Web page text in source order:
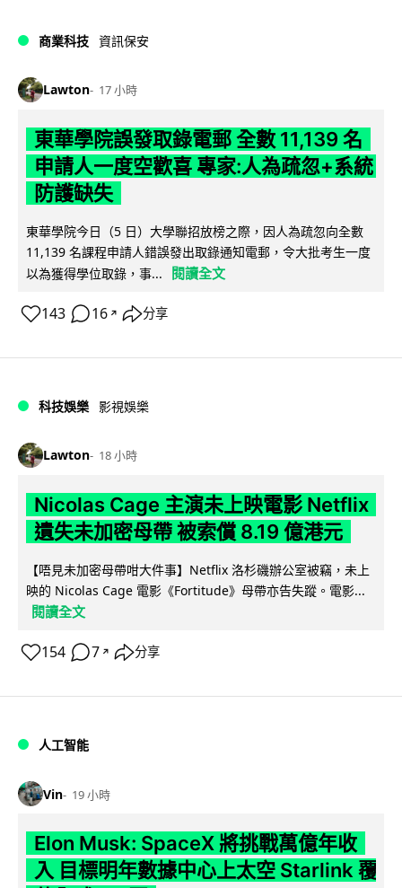
商業科技 資訊保安
Lawton 17 小時
東華學院誤發取錄電郵 全數 11,139 名
申請人一度空歡喜 專家:人為疏忽+系統
防護缺失
東華學院今日（5 日）大學聯招放榜之際，因人為疏忽向全數
11,139 名課程申請人錯誤發出取錄通知電郵，令大批考生一度
以為獲得學位取錄，事...
閱讀全文
143 16 ↗ 分享
科技娛樂 影視娛樂
Lawton 18 小時
Nicolas Cage 主演未上映電影 Netflix
遺失未加密母帶 被索償 8.19 億港元
【唔見未加密母帶咁大件事】Netflix 洛杉磯辦公室被竊，未上
映的 Nicolas Cage 電影《Fortitude》母帶亦告失蹤。電影...
閱讀全文
154 7 ↗ 分享
人工智能
Vin 19 小時
Elon Musk: SpaceX 將挑戰萬億年收
入 目標明年數據中心上太空 Starlink 覆